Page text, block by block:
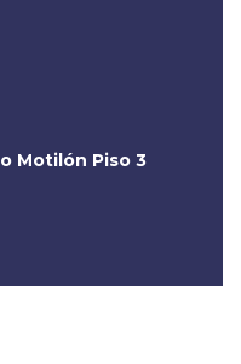
Motilón Piso 3